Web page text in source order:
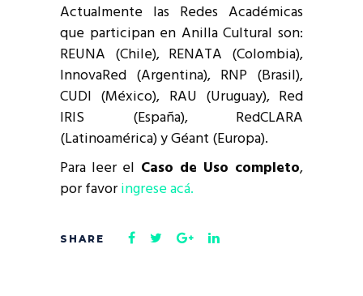
Actualmente las Redes Académicas
que participan en Anilla Cultural son:
REUNA (Chile), RENATA (Colombia),
InnovaRed (Argentina), RNP (Brasil),
CUDI (México), RAU (Uruguay), Red
IRIS (España), RedCLARA
(Latinoamérica) y Géant (Europa).
Para leer el Caso de Uso completo,
por favoringrese acá.